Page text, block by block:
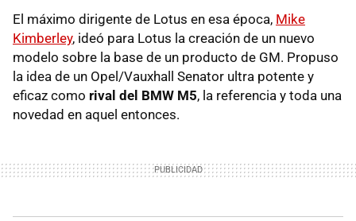
El máximo dirigente de Lotus en esa época, Mike
Kimberley, ideó para Lotus la creación de un nuevo
modelo sobre la base de un producto de GM. Propuso
la idea de un Opel/Vauxhall Senator ultra potente y
eficaz como rival del BMW M5, la referencia y toda una
novedad en aquel entonces.